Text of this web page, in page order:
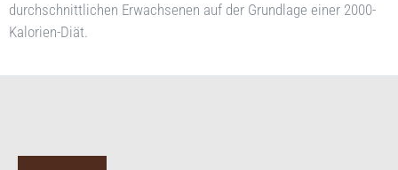
durchschnittlichen Erwachsenen auf der Grundlage einer 2000-
Kalorien-Diät.